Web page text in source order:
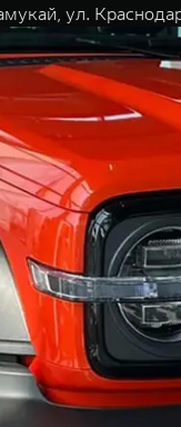
ул.